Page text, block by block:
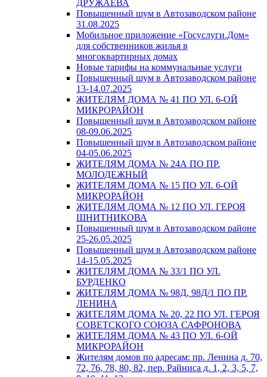
ДРУЖАЕВА
Повышенный шум в Автозаводском районе
31.08.2025
Мобильное приложение «Госуслуги.Дом»
для собственников жилья в
многоквартирных домах
Новые тарифы на коммунальные услуги
Повышенный шум в Автозаводском районе
13-14.07.2025
ЖИТЕЛЯМ ДОМА № 41 ПО УЛ. 6-ОЙ
МИКРОРАЙОН
Повышенный шум в Автозаводском районе
08-09.06.2025
Повышенный шум в Автозаводском районе
04-05.06.2025
ЖИТЕЛЯМ ДОМА № 24А ПО ПР.
МОЛОДЕЖНЫЙ
ЖИТЕЛЯМ ДОМА № 15 ПО УЛ. 6-ОЙ
МИКРОРАЙОН
ЖИТЕЛЯМ ДОМА № 12 ПО УЛ. ГЕРОЯ
ШНИТНИКОВА
Повышенный шум в Автозаводском районе
25-26.05.2025
Повышенный шум в Автозаводском районе
14-15.05.2025
ЖИТЕЛЯМ ДОМА № 33/1 ПО УЛ.
БУРДЕНКО
ЖИТЕЛЯМ ДОМА № 98Д, 98Д/1 ПО ПР.
ЛЕНИНА
ЖИТЕЛЯМ ДОМА № 20, 22 ПО УЛ. ГЕРОЯ
СОВЕТСКОГО СОЮЗА САФРОНОВА
ЖИТЕЛЯМ ДОМА № 43 ПО УЛ. 6-ОЙ
МИКРОРАЙОН
Жителям домов по адресам: пр. Ленина д. 70,
72, 76, 78, 80, 82, пер. Райниса д. 1, 2, 3, 5, 7,